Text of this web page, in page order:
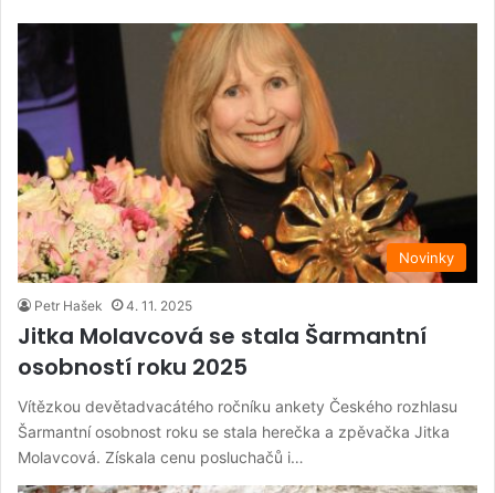
Novinky
Petr Hašek 4. 11. 2025
Jitka Molavcová se stala Šarmantní
osobností roku 2025
Vítězkou devětadvacátého ročníku ankety Českého rozhlasu
Šarmantní osobnost roku se stala herečka a zpěvačka Jitka
Molavcová. Získala cenu posluchačů i…